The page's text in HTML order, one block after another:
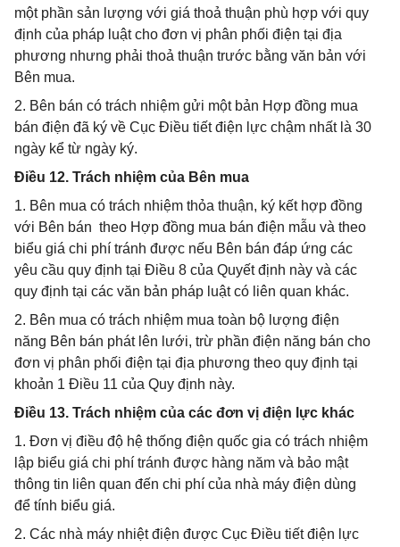
một phần sản lượng với giá thoả thuận phù hợp với quy
định của pháp luật cho đơn vị phân phối điện tại địa
phương nhưng phải thoả thuận trước bằng văn bản với
Bên mua.
2. Bên bán có trách nhiệm gửi một bản Hợp đồng mua
bán điện đã ký về Cục Điều tiết điện lực chậm nhất là 30
ngày kể từ ngày ký.
Điều 12. Trách nhiệm của Bên mua
1. Bên mua có trách nhiệm thỏa thuận, ký kết hợp đồng
với Bên bán theo Hợp đồng mua bán điện mẫu và theo
biểu giá chi phí tránh được nếu Bên bán đáp ứng các
yêu cầu quy định tại Điều 8 của Quyết định này và các
quy định tại các văn bản pháp luật có liên quan khác.
2. Bên mua có trách nhiệm mua toàn bộ lượng điện
năng Bên bán phát lên lưới, trừ phần điện năng bán cho
đơn vị phân phối điện tại địa phương theo quy định tại
khoản 1 Điều 11 của Quy định này.
Điều 13. Trách nhiệm của các đơn vị điện lực khác
1. Đơn vị điều độ hệ thống điện quốc gia có trách nhiệm
lập biểu giá chi phí tránh được hàng năm và bảo mật
thông tin liên quan đến chi phí của nhà máy điện dùng
để tính biểu giá.
2. Các nhà máy nhiệt điện được Cục Điều tiết điện lực